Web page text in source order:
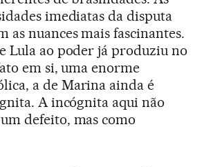
imediatas da disputa
nuances mais fascinantes.
Lula ao poder já produziu no
em si, uma enorme
a de Marina ainda é
A incógnita aqui não
defeito, mas como